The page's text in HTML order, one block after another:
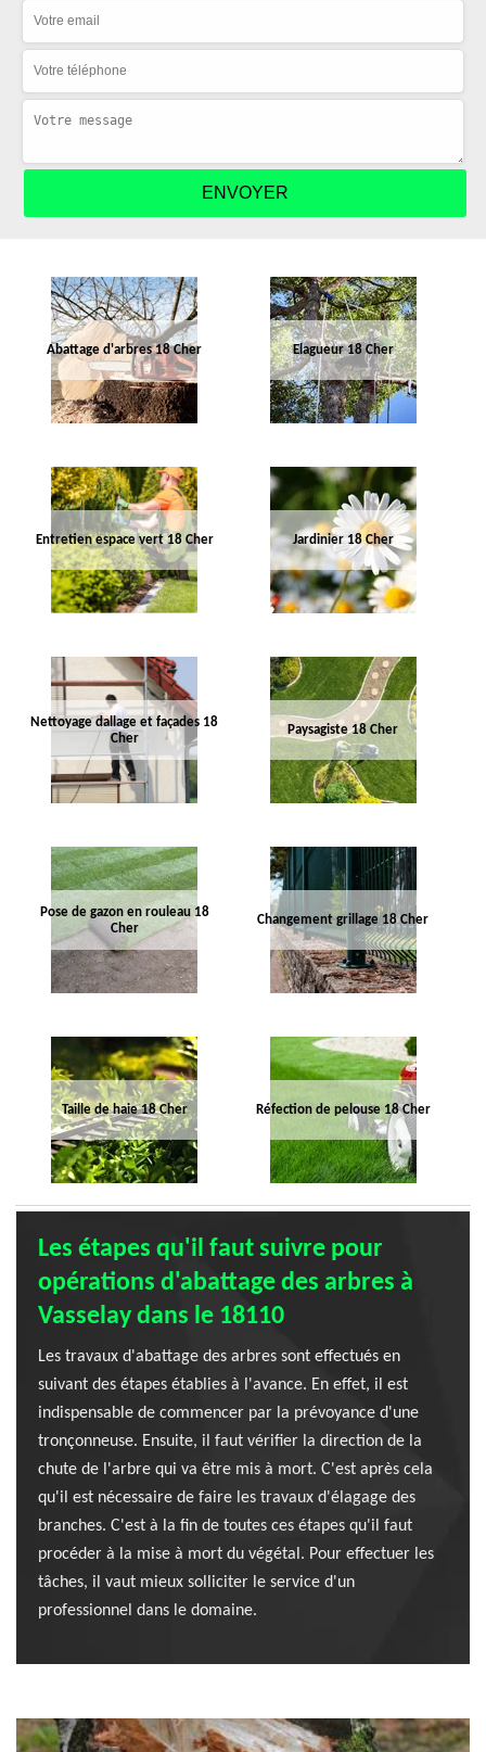
Abattage d'arbres 18 Cher Elagueur 18 Cher
Entretien espace vert 18 Cher Jardinier 18 Cher
Nettoyage dallage et façades 18
Cher
Paysagiste 18 Cher
Pose de gazon en rouleau 18
Cher
Changement grillage 18 Cher
Taille de haie 18 Cher Réfection de pelouse 18 Cher
Les étapes qu'il faut suivre pour
opérations d'abattage des arbres à
Vasselay dans le 18110
Les travaux d'abattage des arbres sont effectués en
suivant des étapes établies à l'avance. En effet, il est
indispensable de commencer par la prévoyance d'une
tronçonneuse. Ensuite, il faut vérifier la direction de la
chute de l'arbre qui va être mis à mort. C'est après cela
qu'il est nécessaire de faire les travaux d'élagage des
branches. C'est à la fin de toutes ces étapes qu'il faut
procéder à la mise à mort du végétal. Pour effectuer les
tâches, il vaut mieux solliciter le service d'un
professionnel dans le domaine.